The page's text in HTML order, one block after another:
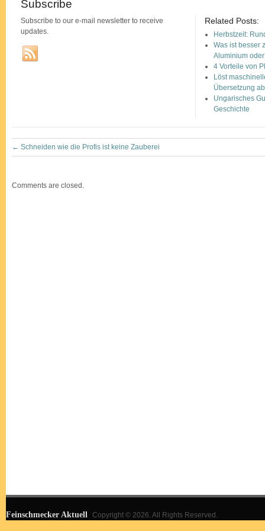
Subscribe
Subscribe to our e-mail newsletter to receive
updates.
Related Posts:
Herbstzeit:
Was ist besser
Aluminium
4 Vorteile von
Löst
Übersetzung
Ungarisches
Geschichte
← Schneiden wie die Profis ist keine Zauberei
Comments are closed.
Feinschmecker Aktuell Copyright © 2026. All Rights Reserved.